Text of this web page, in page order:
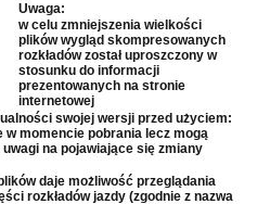
Uwaga:
w celu zmniejszenia wielkości
plików wygląd skompresowanych
rozkładów został uproszczony w
stosunku do informacji
prezentowanych na stronie
internetowej
swojej wersji przed użyciem:
momencie pobrania lecz mogą
na pojawiające się zmiany
daje możliwość przeglądania
rozkładów jazdy (zgodnie z nazwa